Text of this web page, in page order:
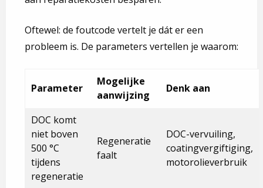
Oftewel: de foutcode vertelt je dát er een
probleem is. De parameters vertellen je waarom:
Parameter
Mogelijke
aanwijzing
Denk aan
DOC komt
niet boven
500 °C
tijdens
regeneratie
Regeneratie
faalt
DOC-vervuiling,
coatingvergiftiging,
motorolieverbruik